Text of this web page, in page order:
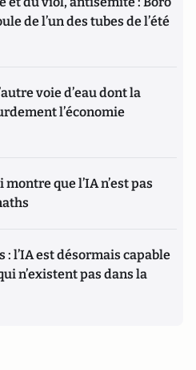
de l’un des tubes de l’été
voie d’eau dont la
l’économie
que l’IA n’est pas
l’IA est désormais capable
n’existent pas dans la